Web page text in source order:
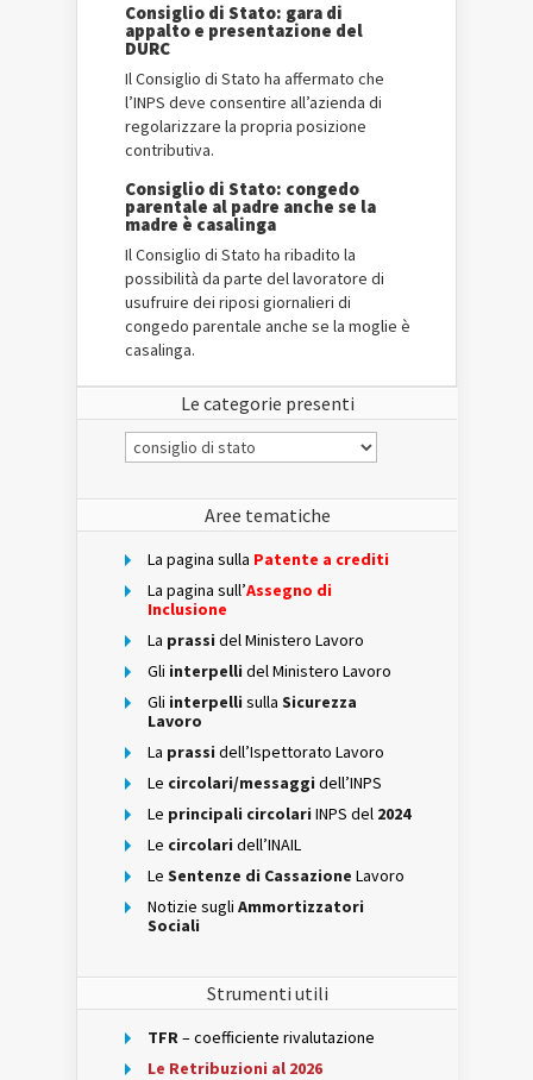
Consiglio di Stato: gara di
appalto e presentazione del
DURC
Il Consiglio di Stato ha affermato che
l’INPS deve consentire all’azienda di
regolarizzare la propria posizione
contributiva.
Consiglio di Stato: congedo
parentale al padre anche se la
madre è casalinga
Il Consiglio di Stato ha ribadito la
possibilità da parte del lavoratore di
usufruire dei riposi giornalieri di
congedo parentale anche se la moglie è
casalinga.
Le categorie presenti
Le
categorie
Aree tematiche
La pagina sulla Patente a crediti
La pagina sull’Assegno di
Inclusione
La prassi del Ministero Lavoro
Gli interpelli del Ministero Lavoro
Gli interpelli sulla Sicurezza
Lavoro
La prassi dell’Ispettorato Lavoro
Le circolari/messaggi dell’INPS
Le principali circolari INPS del 2024
Le circolari dell’INAIL
Le Sentenze di Cassazione Lavoro
Notizie sugli Ammortizzatori
Sociali
Strumenti utili
TFR– coefficiente rivalutazione
Le Retribuzioni al 2026